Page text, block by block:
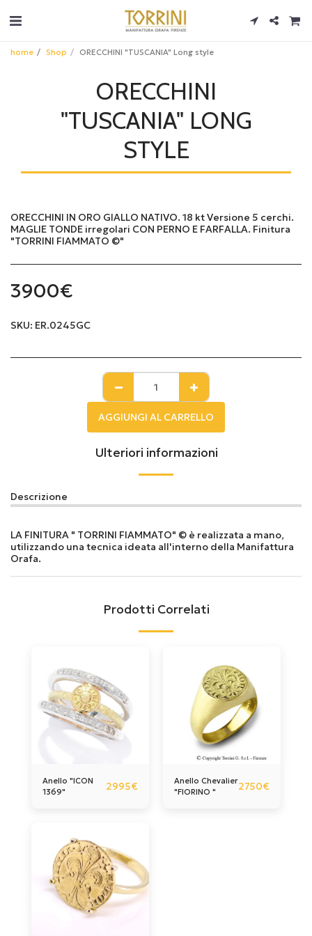
home Shop ORECCHINI "TUSCANIA" Long style
ORECCHINI
"TUSCANIA" LONG
STYLE
ORECCHINI IN ORO GIALLO NATIVO. 18 kt Versione 5 cerchi.
MAGLIE TONDE irregolari CON PERNO E FARFALLA. Finitura
"TORRINI FIAMMATO ©"
3900€
SKU: ER.0245GC
AGGIUNGI AL CARRELLO
Ulteriori informazioni
Descrizione
LA FINITURA " TORRINI FIAMMATO" © è realizzata a mano,
utilizzando una tecnica ideata all'interno della Manifattura
Orafa.
Prodotti Correlati
Anello "ICON
1369"
2995€
Anello Chevalier
"FIORINO "
2750€